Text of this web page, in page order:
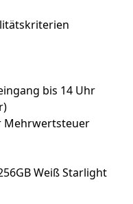
bis 14 Uhr
Mehrwertsteuer
Weiß Starlight